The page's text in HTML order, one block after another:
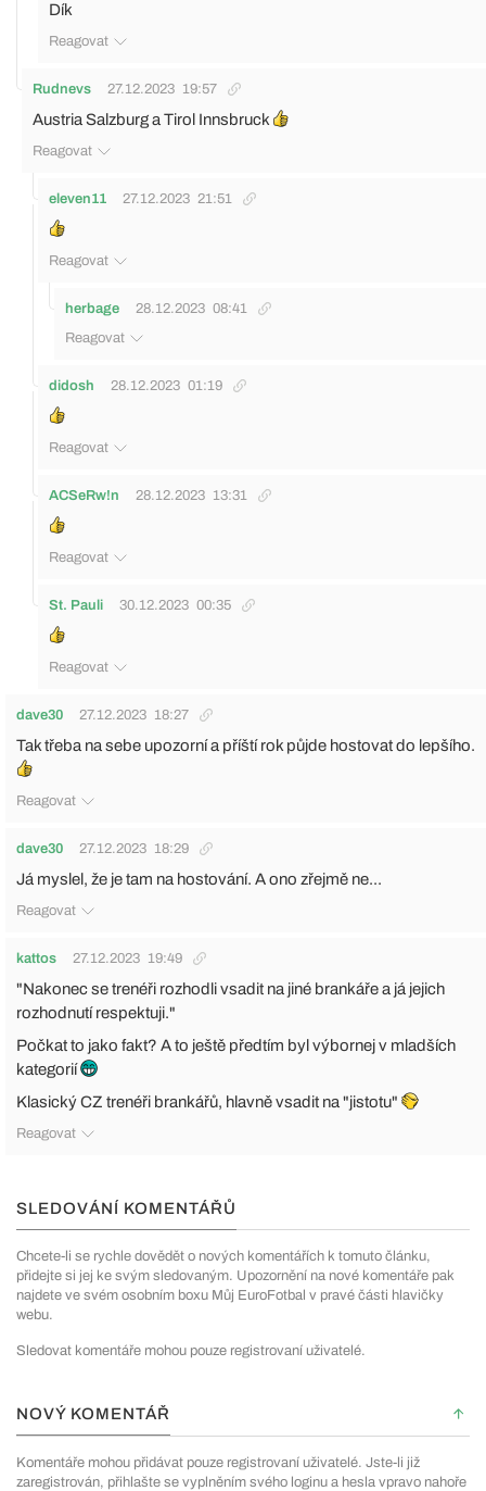
Dík
Reagovat
Rudnevs 27.12.2023 19:57
Austria Salzburg a Tirol Innsbruck
Reagovat
eleven11 27.12.2023 21:51
Reagovat
herbage 28.12.2023 08:41
Reagovat
didosh 28.12.2023 01:19
Reagovat
ACSeRw!n 28.12.2023 13:31
Reagovat
St. Pauli 30.12.2023 00:35
Reagovat
dave30 27.12.2023 18:27
Tak třeba na sebe upozorní a příští rok půjde hostovat do lepšího.
Reagovat
dave30 27.12.2023 18:29
Já myslel, že je tam na hostování. A ono zřejmě ne...
Reagovat
kattos 27.12.2023 19:49
"Nakonec se trenéři rozhodli vsadit na jiné brankáře a já jejich
rozhodnutí respektuji."
Počkat to jako fakt? A to ještě předtím byl výbornej v mladších
kategorií
Klasický CZ trenéři brankářů, hlavně vsadit na "jistotu"
Reagovat
SLEDOVÁNÍ KOMENTÁŘŮ
Chcete-li se rychle dovědět o nových komentářích k tomuto článku,
přidejte si jej ke svým sledovaným. Upozornění na nové komentáře pak
najdete ve svém osobním boxu Můj EuroFotbal v pravé části hlavičky
webu.
Sledovat komentáře mohou pouze registrovaní uživatelé.
NOVÝ KOMENTÁŘ
Komentáře mohou přidávat pouze registrovaní uživatelé. Jste-li již
zaregistrován, přihlašte se vyplněním svého loginu a hesla vpravo nahoře